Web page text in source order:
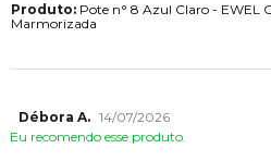
Produto:Pote n° 8 Azul Claro - EWEL
Marmorizada
Débora A. 14/07/2026
Eu recomendo esse produto.